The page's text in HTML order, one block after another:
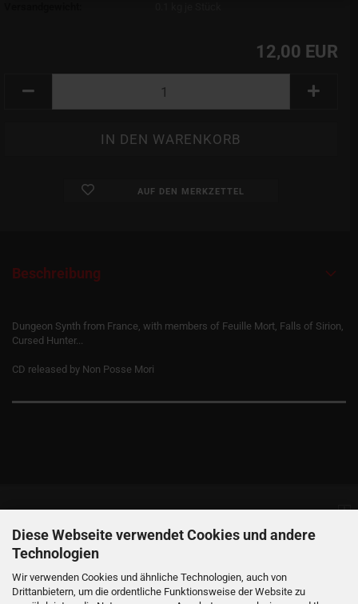
Diese Webseite verwendet Cookies und andere
Technologien
Wir verwenden Cookies und ähnliche Technologien, auch von
Drittanbietern, um die ordentliche Funktionsweise der Website zu
12,00 EUR
AUF DEN MERKZETTEL
Beschreibung
Dungeon Synth from France, with members of Feuille Mort, Falls of Sirion,
Cursed Hunter...
CD released by Non Posse Mori
Informationen
Produkte